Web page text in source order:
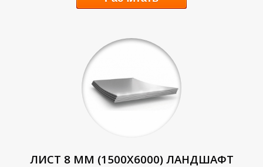
А
ЛИСТ 8 ММ (1500Х6000) ЛАНДШАФТ
А